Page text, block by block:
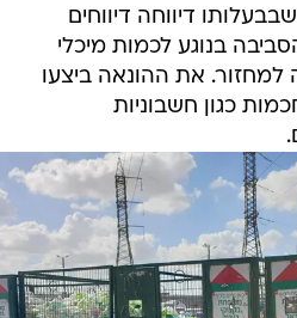
דיווחה דיווחים
בנוגע לכמות מיכלי
את ההונאה ביצעו
כגון חשבוניות